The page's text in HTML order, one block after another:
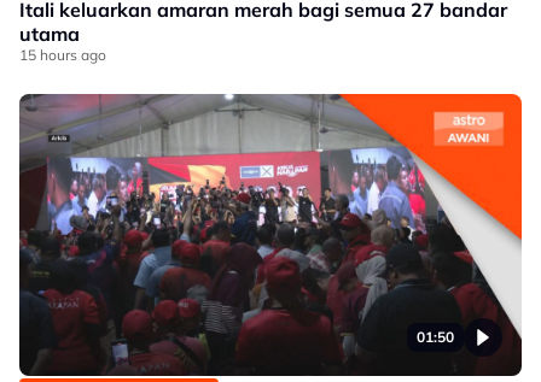
Itali keluarkan amaran merah bagi semua 27 bandar
utama
15 hours ago
01:50